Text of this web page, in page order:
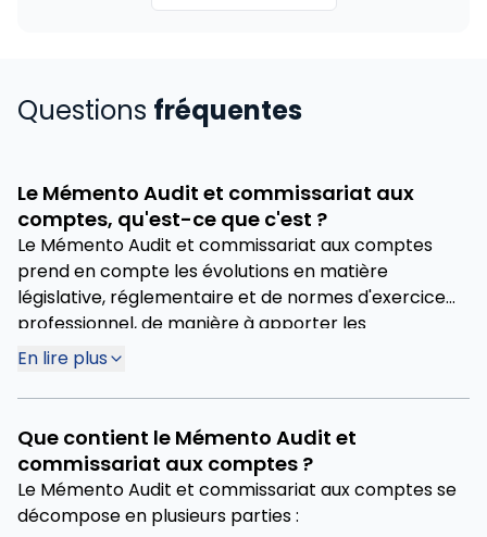
Questions fréquentes
Le Mémento Audit et commissariat aux
comptes, qu'est-ce que c'est ?
Le Mémento Audit et commissariat aux comptes
prend en compte les évolutions en matière
législative, réglementaire et de normes d'exercice
professionnel, de manière à apporter les
informations indispensables. Cet ouvrage présente
les informations de manière objective afin de
permettre au lecteur de disposer des bases
nécessaires à son propre jugement, à sa réflexion et
à son action.
En lire plus
Que contient le Mémento Audit et
commissariat aux comptes ?
Le Mémento Audit et commissariat aux comptes se
décompose en plusieurs parties :